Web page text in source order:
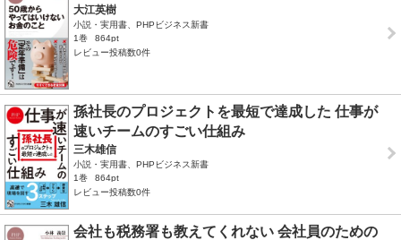
大江英樹
小説・実用書、PHPビジネス新書
1巻
864pt
レビュー投稿数0件
孫社長のプロジェクトを最短で達成した 仕事が
速いチームのすごい仕組み
三木雄信
小説・実用書、PHPビジネス新書
1巻
864pt
レビュー投稿数0件
会社も税務署も教えてくれない 会社員のための